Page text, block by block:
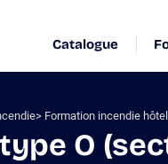
Catalogue
Formation incendie
O